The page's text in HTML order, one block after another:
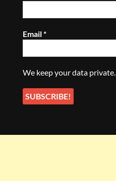
Email*
We keep your data private.